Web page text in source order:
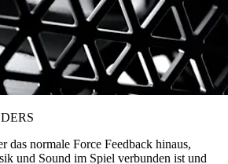
das normale Force Feedback hinaus,
und Sound im Spiel verbunden ist und